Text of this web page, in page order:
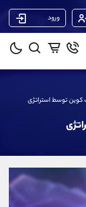
ورود
09194198792
شروع گفتگو